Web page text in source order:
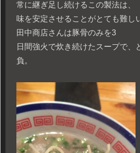
常に継ぎ足し続けるこの製法は、
味を安定させることがとても難し
田中商店さんは豚骨のみを3
日間強火で炊き続けたスープで、
負。